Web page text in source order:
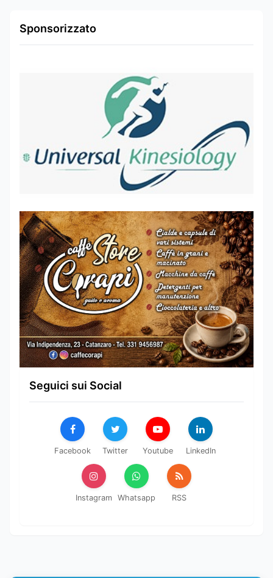
Sponsorizzato
Seguici sui Social
Facebook Twitter Youtube LinkedIn
Instagram Whatsapp RSS